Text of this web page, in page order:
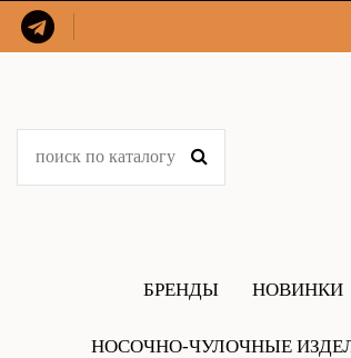
БРЕНДЫ НОВИНКИ
НОСОЧНО-ЧУЛОЧНЫЕ